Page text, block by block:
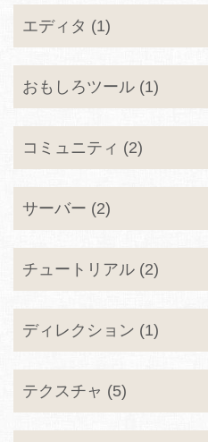
エディタ (1)
おもしろツール (1)
コミュニティ (2)
サーバー (2)
チュートリアル (2)
ディレクション (1)
テクスチャ (5)